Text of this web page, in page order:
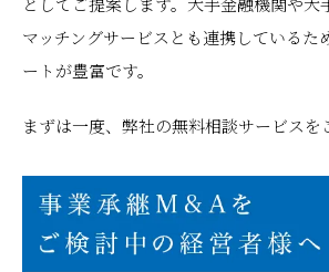
マッチングサービスとも連携しているた
ートが豊富です。
まずは一度、弊社の無料相談サービスを